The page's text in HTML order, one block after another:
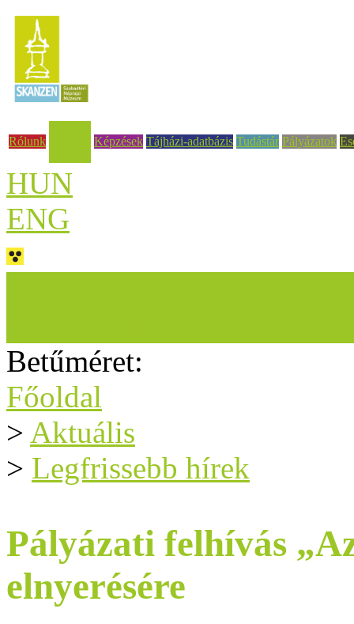
Rólunk Képzések Tájházi-adatbázis Tudástár Pályázatok
HUN
ENG
Betűméret:
Főoldal
> Aktuális
> Legfrissebb hírek
Pályázati felhívás
elnyerésére